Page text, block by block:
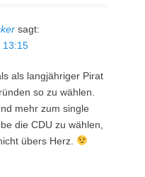
sagt:
13:15
als langjähriger Pirat
so zu wählen.
mehr zum single
die CDU zu wählen,
übers Herz.